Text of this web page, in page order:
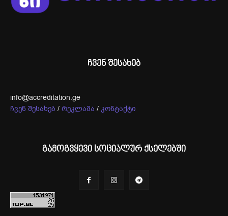
ჩვენ შესახებ
info@accreditation.ge
ჩვენ შესახებ / რეკლამა / კონტაქტი
გამოგვყევი სოციალურ ქსელებში